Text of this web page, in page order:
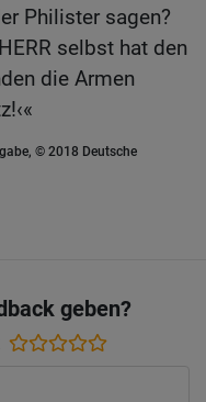
Philister sagen?
selbst hat den
die Armen
© 2018 Deutsche
geben?